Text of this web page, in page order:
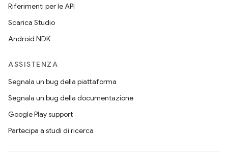
Riferimenti per le API
Scarica Studio
Android NDK
ASSISTENZA
Segnala un bug della piattaforma
Segnala un bug della documentazione
Google Play support
Partecipa a studi di ricerca